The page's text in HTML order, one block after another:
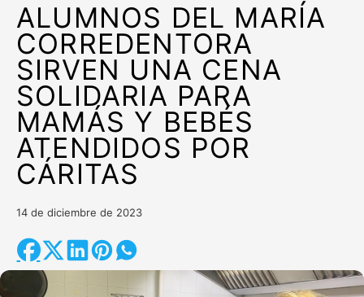
ALUMNOS DEL MARÍA
CORREDENTORA
SIRVEN UNA CENA
SOLIDARIA PARA
MAMÁS Y BEBÉS
ATENDIDOS POR
CÁRITAS
14 de diciembre de 2023